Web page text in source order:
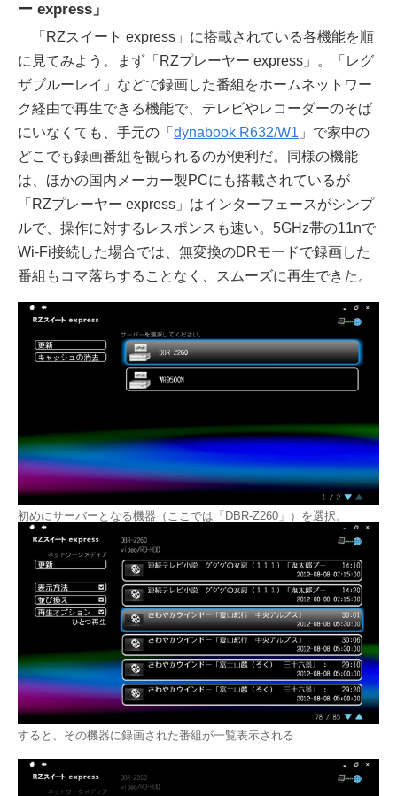
ー express」
「RZスイート express」に搭載されている各機能を順
に見てみよう。まず「RZプレーヤー express」。「レグ
ザブルーレイ」などで録画した番組をホームネットワー
ク経由で再生できる機能で、テレビやレコーダーのそば
にいなくても、手元の「 dynabook R632/W1 」で家中の
どこでも録画番組を観られるのが便利だ。同様の機能
は、ほかの国内メーカー製PCにも搭載されているが
「RZプレーヤー express」はインターフェースがシンプ
ルで、操作に対するレスポンスも速い。5GHz帯の11nで
Wi-Fi接続した場合では、無変換のDRモードで録画した
番組もコマ落ちすることなく、スムーズに再生できた。
初めにサーバーとなる機器（ここでは「DBR-Z260」）を選択。
すると、その機器に録画された番組が一覧表示される